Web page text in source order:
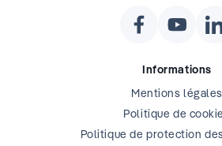
Informations
Mentions légales
Politique de
Politique de protection